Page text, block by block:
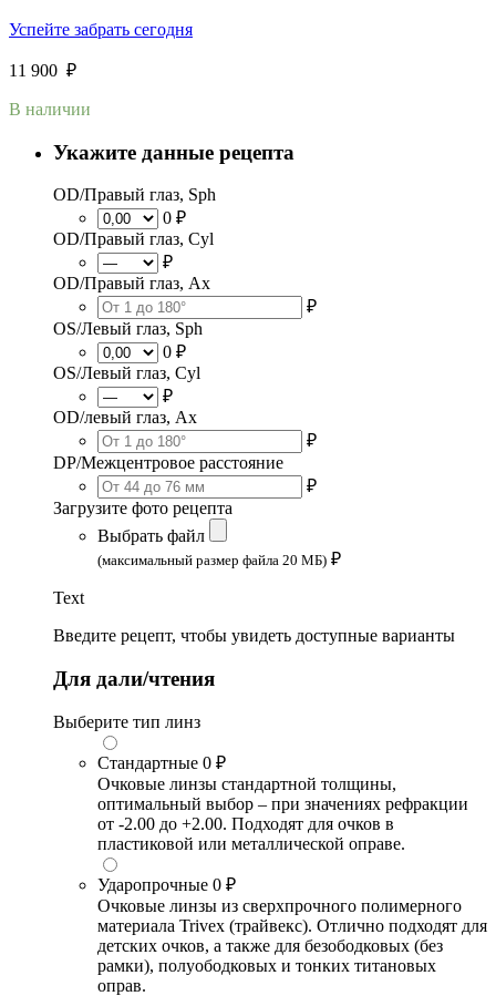
Успейте забрать сегодня
11 900 ₽
В наличии
Укажите данные рецепта
OD/Правый глаз, Sph
0 ₽
OD/Правый глаз, Cyl
₽
OD/Правый глаз, Ax
₽
OS/Левый глаз, Sph
0 ₽
OS/Левый глаз, Cyl
₽
OD/левый глаз, Ax
₽
DP/Межцентровое расстояние
₽
Загрузите фото рецепта
Выбрать файл
(максимальный размер файла 20 МБ) ₽
Text
Введите рецепт, чтобы увидеть доступные варианты
Для дали/чтения
Выберите тип линз
Стандартные 0 ₽
Очковые линзы стандартной толщины,
оптимальный выбор – при значениях рефракции
от -2.00 до +2.00. Подходят для очков в
пластиковой или металлической оправе.
Ударопрочные 0 ₽
Очковые линзы из сверхпрочного полимерного
материала Trivex (трайвекс). Отлично подходят для
детских очков, а также для безободковых (без
рамки), полуободковых и тонких титановых
оправ.